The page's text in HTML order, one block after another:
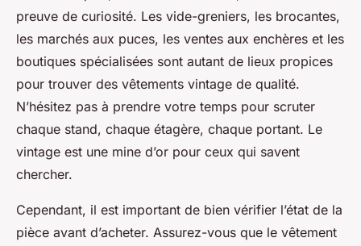
preuve de curiosité. Les vide-greniers, les brocantes,
les marchés aux puces, les ventes aux enchères et les
boutiques spécialisées sont autant de lieux propices
pour trouver des vêtements vintage de qualité.
N’hésitez pas à prendre votre temps pour scruter
chaque stand, chaque étagère, chaque portant. Le
vintage est une mine d’or pour ceux qui savent
chercher.
Cependant, il est important de bien vérifier l’état de la
pièce avant d’acheter. Assurez-vous que le vêtement